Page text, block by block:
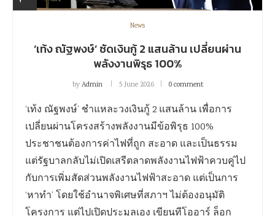
News
‘เท้ง ณัฐพงษ์’ ซัดเงินกู้ 2 แสนล้าน เปลี่ยนผ่าน
พลังงานพิรุธ 100%
byAdmin 5 June 2026 0 comment
‘เท้ง ณัฐพงษ์’ ชำแหละวงเงินกู้ 2 แสนล้าน เพื่อการ
เปลี่ยนผ่านโครงสร้างพลังงานมีข้อพิรุธ 100%
ประชาชนต้องการค่าไฟที่ถูก สะอาด และเป็นธรรม
แต่รัฐบาลกลับไม่เปิดเสรีตลาดพลังงานไฟฟ้าควบคู่ไป
กับการเพิ่มสัดส่วนพลังงานไฟฟ้าสะอาด แต่เป็นการ
‘หาทำ’ โดยใช้อำนาจพิเศษที่สภาฯ ไม่ต้องอนุมัติ